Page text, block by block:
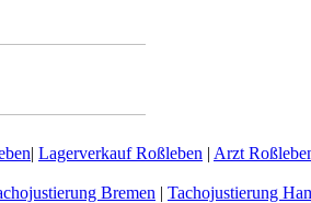
| Lagerverkauf Roßleben | Arzt
Bremen | Tachojustierung